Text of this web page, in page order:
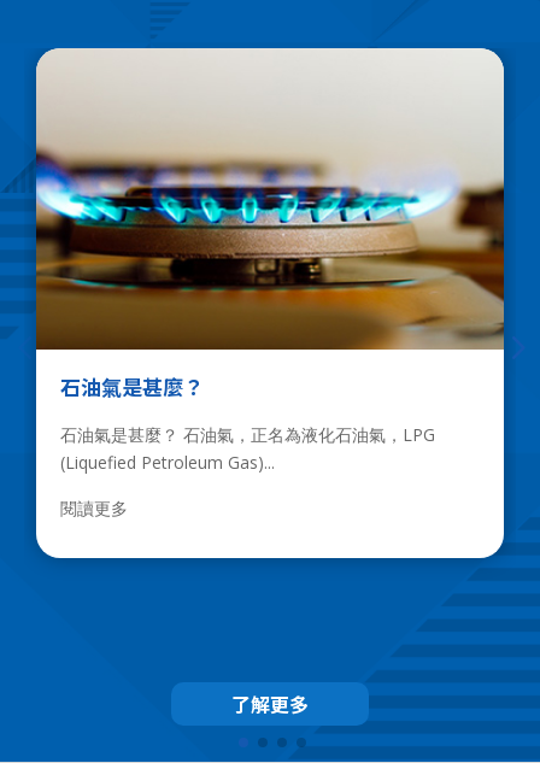
石油氣是甚麼？
石油氣是甚麼？ 石油氣，正名為液化石油氣，LPG
(Liquefied Petroleum Gas)...
閱讀更多
了解更多